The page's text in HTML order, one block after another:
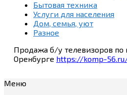
Бытовая техника
Услуги для населения
Дом, семья, уют
Разное
Продажа б/у телевизоров по
Оренбурге https://komp-
Меню